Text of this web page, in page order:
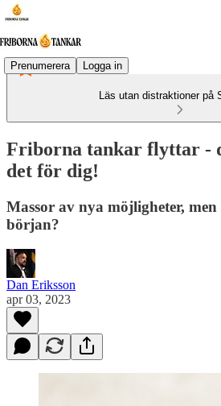
Prenumerera Logga in
Läs utan distraktioner på
Friborna tankar flyttar -
det för dig!
Massor av nya möjligheter,
början?
Dan Eriksson
apr 03, 2023